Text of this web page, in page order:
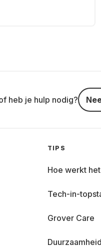
heb je hulp nodig?
TIPS
Hoe werkt het
Tech-in-
Grover Care
Duurzaamheid